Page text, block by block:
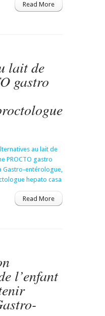
Read More
lait de
gastro
Read More
l’enfant